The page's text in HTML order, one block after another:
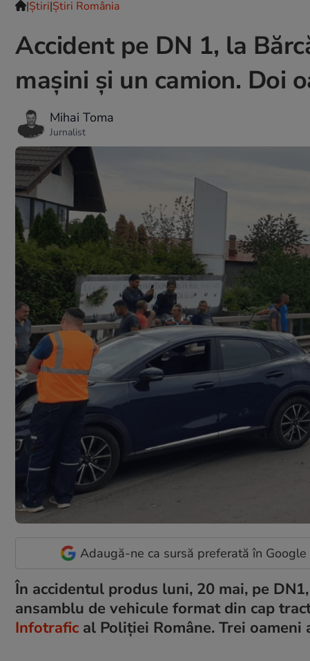
|Ştiri|Știri România
Accident pe DN 1, la
mașini și un camion. Doi
Mihai Toma
Jurnalist
Adaugă-ne ca sursă preferată în Google
În accidentul produs luni, 20 mai, pe
ansamblu de vehicule format din cap
Infotrafic al Poliției Române. Trei